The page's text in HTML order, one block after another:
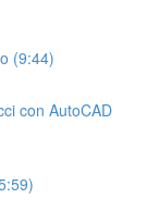
(9:44)
con AutoCAD